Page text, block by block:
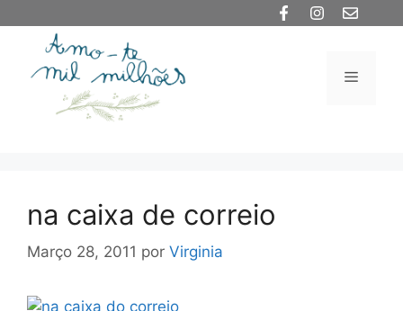
conteúdo
Menu
na caixa de correio
Março 28, 2011 por Virginia